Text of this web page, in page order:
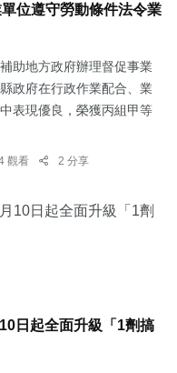
位遵守勞動條件法令業
助地方政府辦理督促事業
政府在行政作業配合、業
表現優良，榮獲丙組甲等
觀看 2 分享
日起全面升級「1劑搞